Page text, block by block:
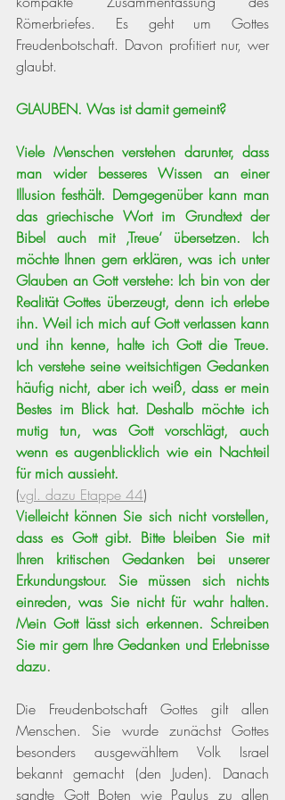
Römerbriefes. Es geht um Gottes
Freudenbotschaft. Davon profitiert nur, wer
glaubt.
GLAUBEN. Was ist damit gemeint?
Viele Menschen verstehen darunter, dass
man wider besseres Wissen an einer
Illusion festhält. Demgegenüber kann man
das griechische Wort im Grundtext der
Bibel auch mit ‚Treue‘ übersetzen. Ich
möchte Ihnen gern erklären, was ich unter
Glauben an Gott verstehe: Ich bin von der
Realität Gottes überzeugt, denn ich erlebe
ihn. Weil ich mich auf Gott verlassen kann
und ihn kenne, halte ich Gott die Treue.
Ich verstehe seine weitsichtigen Gedanken
häufig nicht, aber ich weiß, dass er mein
Bestes im Blick hat. Deshalb möchte ich
mutig tun, was Gott vorschlägt, auch
wenn es augenblicklich wie ein Nachteil
für mich aussieht.
(vgl. dazu Etappe 44)
Vielleicht können Sie sich nicht vorstellen,
dass es Gott gibt. Bitte bleiben Sie mit
Ihren kritischen Gedanken bei unserer
Erkundungstour. Sie müssen sich nichts
einreden, was Sie nicht für wahr halten.
Mein Gott lässt sich erkennen. Schreiben
Sie mir gern Ihre Gedanken und Erlebnisse
dazu.
Die Freudenbotschaft Gottes gilt allen
Menschen. Sie wurde zunächst Gottes
besonders ausgewähltem Volk Israel
bekannt gemacht (den Juden). Danach
sandte Gott Boten wie Paulus zu allen